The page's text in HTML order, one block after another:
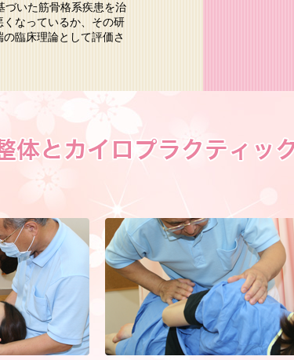
づいた筋骨格系疾患を治
なっているか、その研
臨床理論として評価さ